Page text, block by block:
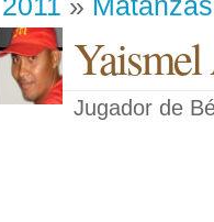
Jugador de